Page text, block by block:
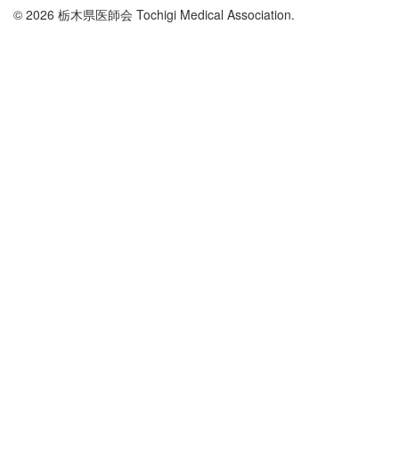
© 2026 栃木県医師会 Tochigi Medical Association.